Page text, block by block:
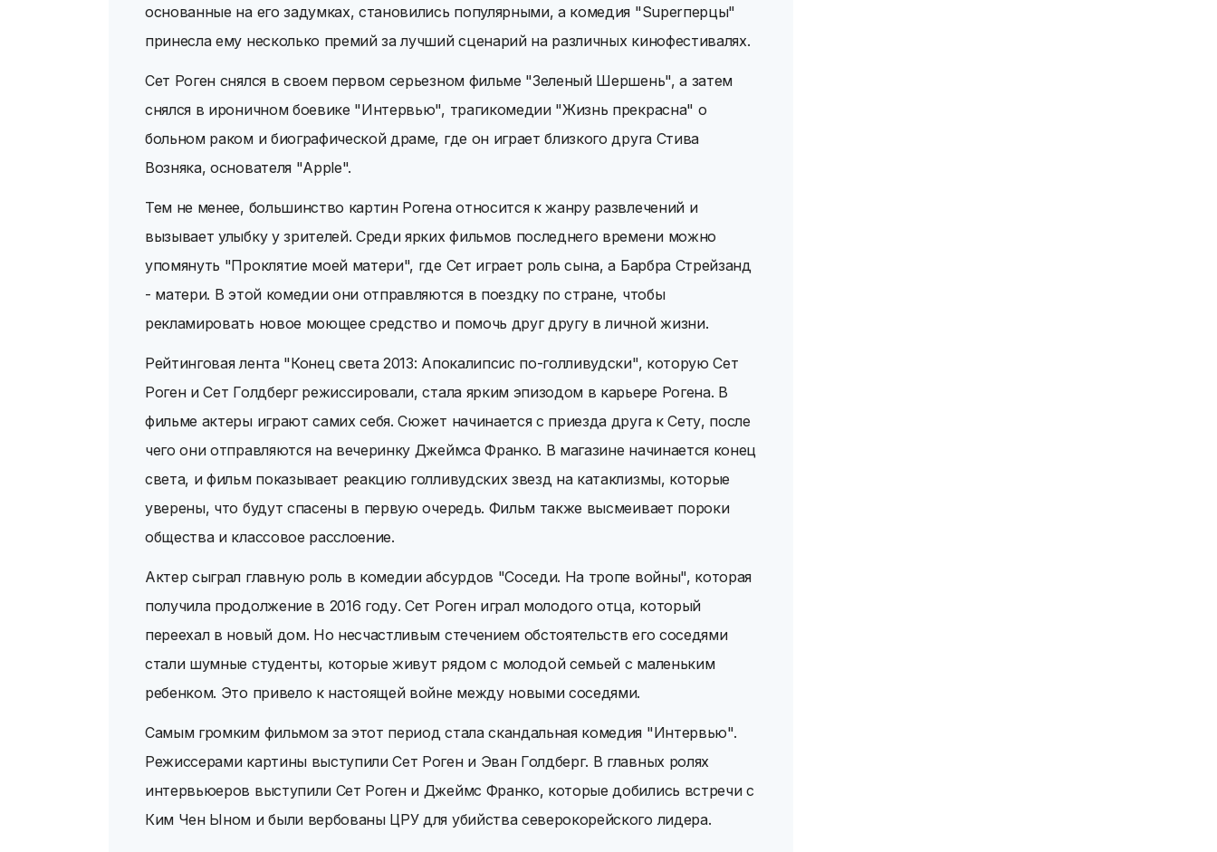
основанные на его задумках, становились популярными, а комедия "Superперцы"
принесла ему несколько премий за лучший сценарий на различных кинофестивалях.
Сет Роген снялся в своем первом серьезном фильме "Зеленый Шершень", а затем
снялся в ироничном боевике "Интервью", трагикомедии "Жизнь прекрасна" о
больном раком и биографической драме, где он играет близкого друга Стива
Возняка, основателя "Apple".
Тем не менее, большинство картин Рогена относится к жанру развлечений и
вызывает улыбку у зрителей. Среди ярких фильмов последнего времени можно
упомянуть "Проклятие моей матери", где Сет играет роль сына, а Барбра Стрейзанд
- матери. В этой комедии они отправляются в поездку по стране, чтобы
рекламировать новое моющее средство и помочь друг другу в личной жизни.
Рейтинговая лента "Конец света 2013: Апокалипсис по-голливудски", которую Сет
Роген и Сет Голдберг режиссировали, стала ярким эпизодом в карьере Рогена. В
фильме актеры играют самих себя. Сюжет начинается с приезда друга к Сету, после
чего они отправляются на вечеринку Джеймса Франко. В магазине начинается конец
света, и фильм показывает реакцию голливудских звезд на катаклизмы, которые
уверены, что будут спасены в первую очередь. Фильм также высмеивает пороки
общества и классовое расслоение.
Актер сыграл главную роль в комедии абсурдов "Соседи. На тропе войны", которая
получила продолжение в 2016 году. Сет Роген играл молодого отца, который
переехал в новый дом. Но несчастливым стечением обстоятельств его соседями
стали шумные студенты, которые живут рядом с молодой семьей с маленьким
ребенком. Это привело к настоящей войне между новыми соседями.
Самым громким фильмом за этот период стала скандальная комедия "Интервью".
Режиссерами картины выступили Сет Роген и Эван Голдберг. В главных ролях
интервьюеров выступили Сет Роген и Джеймс Франко, которые добились встречи с
Ким Чен Ыном и были вербованы ЦРУ для убийства северокорейского лидера.